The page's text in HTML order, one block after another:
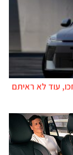
עוד לא ראיתם